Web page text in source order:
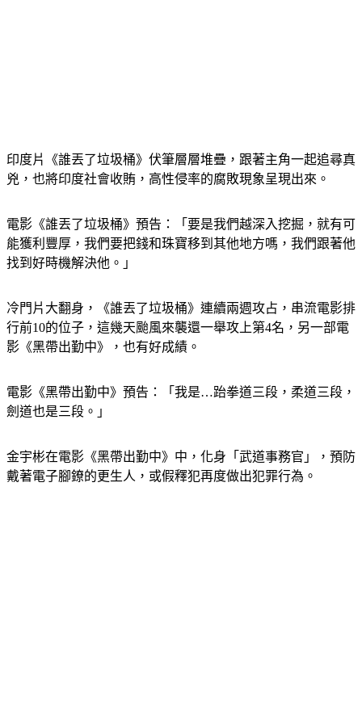
印度片《誰丟了垃圾桶》伏筆層層堆疊，跟著主角一起追尋真
兇，也將印度社會收賄，高性侵率的腐敗現象呈現出來。
電影《誰丟了垃圾桶》預告：「要是我們越深入挖掘，就有可
能獲利豐厚，我們要把錢和珠寶移到其他地方嗎，我們跟著他
找到好時機解決他。」
冷門片大翻身，《誰丟了垃圾桶》連續兩週攻占，串流電影排
行前10的位子，這幾天颱風來襲還一舉攻上第4名，另一部電
影《黑帶出勤中》，也有好成績。
電影《黑帶出勤中》預告：「我是…跆拳道三段，柔道三段，
劍道也是三段。」
金宇彬在電影《黑帶出勤中》中，化身「武道事務官」，預防
戴著電子腳鐐的更生人，或假釋犯再度做出犯罪行為。